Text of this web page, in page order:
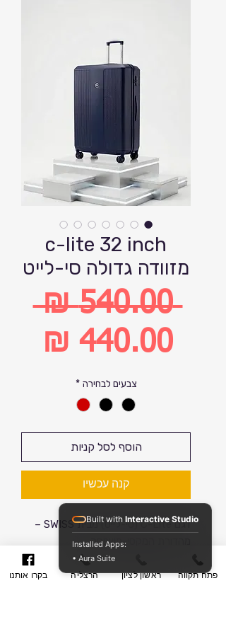
c-lite 32 inch
מזוודה גדולה סי-לייט
‏540.00 ‏₪
מחיר
רגיל
‏440.00 ‏₪
מחיר
מבצע
צבעים לבחירה *
הוסף לסל קניות
קנה עכשיו
דגם C-Lite (סי-לייט) מבית SWISS –
מהדורת המקסי-משפחה
אינץ' בנפח עצום של 140 ליטר
בקרו אותנו הרצליה ראשון לציון פתח תקווה
Built with Interactive Studio
Installed Apps:
• Aura Suite